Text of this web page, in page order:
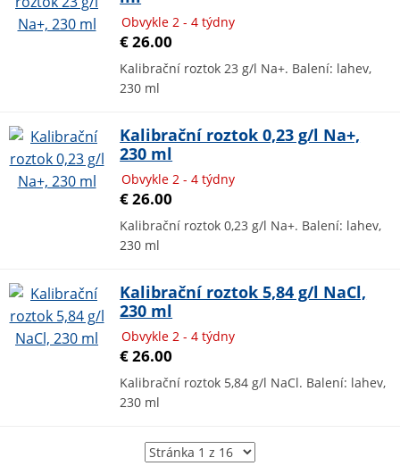
Obvykle 2 - 4 týdny
€ 26.00
Kalibrační roztok 23 g/l Na+. Balení: lahev,
230 ml
Kalibrační roztok 0,23 g/l Na+,
230 ml
Obvykle 2 - 4 týdny
€ 26.00
Kalibrační roztok 0,23 g/l Na+. Balení: lahev,
230 ml
Kalibrační roztok 5,84 g/l NaCl,
230 ml
Obvykle 2 - 4 týdny
€ 26.00
Kalibrační roztok 5,84 g/l NaCl. Balení: lahev,
230 ml